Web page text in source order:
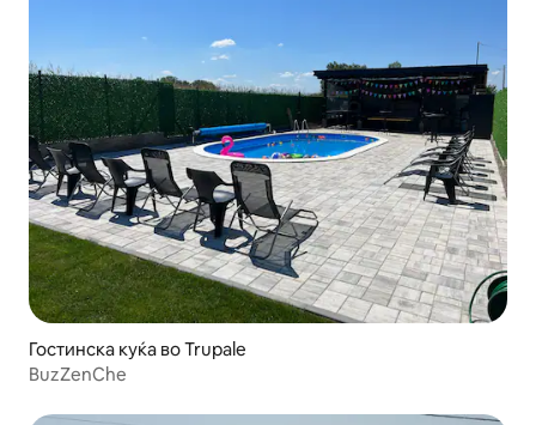
Гостинска куќа во Trupale
BuzZenChe